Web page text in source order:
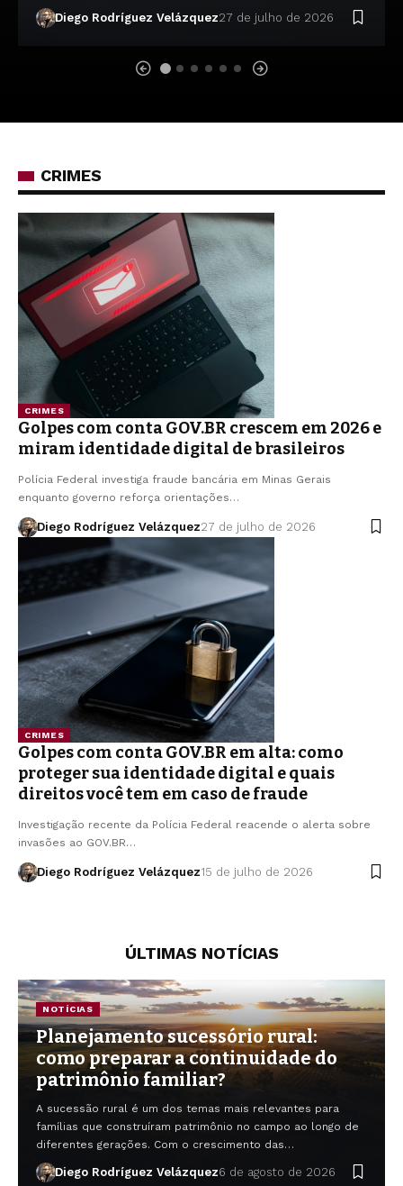
Diego Rodríguez Velázquez27 de julho de 2026
CRIMES
CRIMES
Golpes com conta GOV.BR crescem em 2026 e
miram identidade digital de brasileiros
Polícia Federal investiga fraude bancária em Minas Gerais
enquanto governo reforça orientações…
Diego Rodríguez Velázquez27 de julho de 2026
CRIMES
Golpes com conta GOV.BR em alta: como
proteger sua identidade digital e quais
direitos você tem em caso de fraude
Investigação recente da Polícia Federal reacende o alerta sobre
invasões ao GOV.BR…
Diego Rodríguez Velázquez15 de julho de 2026
ÚLTIMAS NOTÍCIAS
NOTÍCIAS
Planejamento sucessório rural:
como preparar a continuidade do
patrimônio familiar?
A sucessão rural é um dos temas mais relevantes para
famílias que construíram patrimônio no campo ao longo de
diferentes gerações. Com o crescimento das…
Diego Rodríguez Velázquez6 de agosto de 2026